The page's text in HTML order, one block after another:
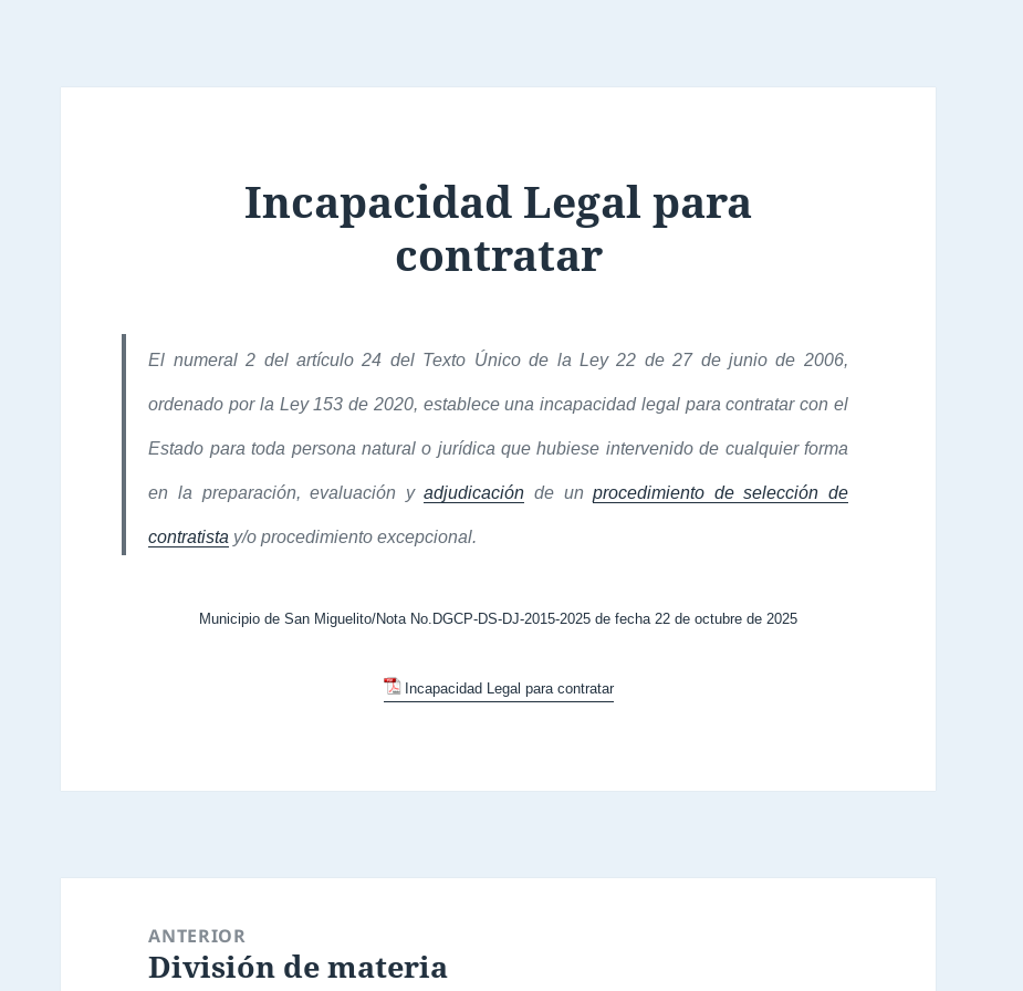
Incapacidad Legal para
contratar
El numeral 2 del artículo 24 del Texto Único de la Ley 22 de 27 de junio de 2006,
ordenado por la Ley 153 de 2020, establece una incapacidad legal para contratar con el
Estado para toda persona natural o jurídica que hubiese intervenido de cualquier forma
en la preparación, evaluación yadjudicación de unprocedimiento de selección de
contratista y/o procedimiento excepcional.
Municipio de San Miguelito/Nota No.DGCP-DS-DJ-2015-2025 de fecha 22 de octubre de 2025
Incapacidad Legal para contratar
entradas
ANTERIOR
Entrada
División de materia